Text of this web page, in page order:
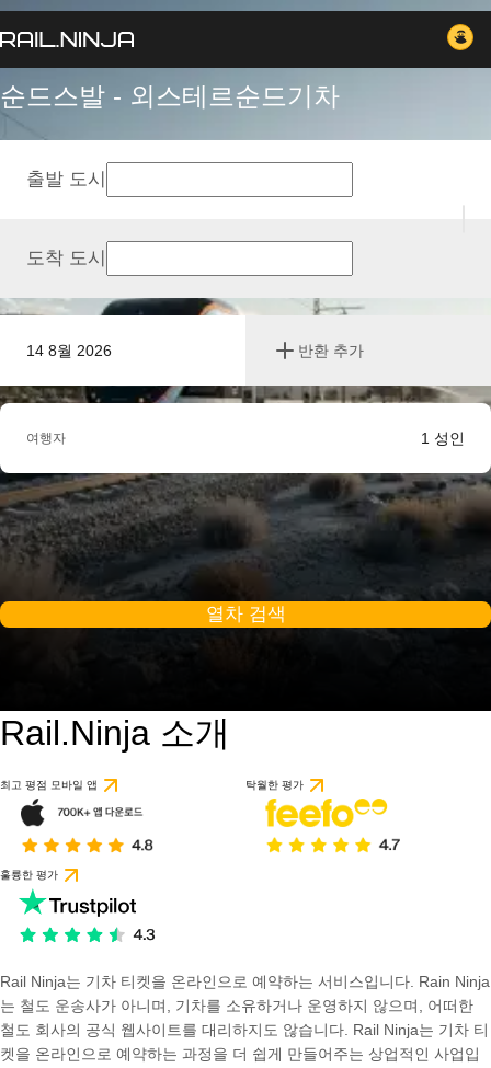
순드스발 - 외스테르순드기차
14 8월 2026 반환 추가
출발 도시
도착 도시
여행자 1 성인
열차 검색
Rail.Ninja 소개
최고 평점 모바일 앱 탁월한 평가
훌륭한 평가
Rail Ninja는 기차 티켓을 온라인으로 예약하는 서비스입니다. Rain Ninja
는 철도 운송사가 아니며, 기차를 소유하거나 운영하지 않으며, 어떠한
철도 회사의 공식 웹사이트를 대리하지도 않습니다. Rail Ninja는 기차 티
켓을 온라인으로 예약하는 과정을 더 쉽게 만들어주는 상업적인 사업입